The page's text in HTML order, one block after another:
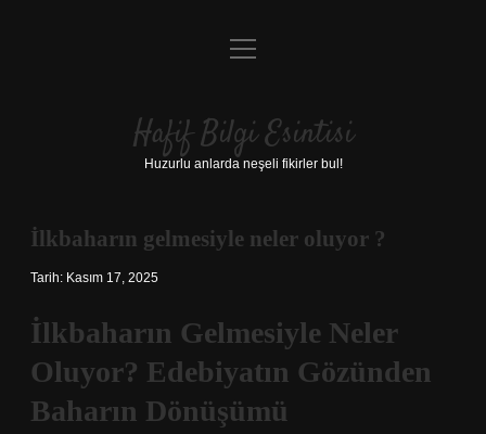
Anasayfa
Yasal Uyarı
menüyü
Hafif Bilgi Esintisi
Huzurlu anlarda neşeli fikirler bul!
İlkbaharın gelmesiyle neler oluyor ?
Tarih: Kasım 17, 2025
İlkbaharın Gelmesiyle Neler
Oluyor? Edebiyatın Gözünden
Baharın Dönüşümü